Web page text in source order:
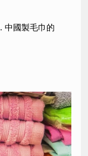
/台中
環保面